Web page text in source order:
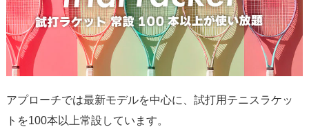
アプローチでは最新モデルを中心に、試打用テニスラケッ
トを100本以上常設しています。